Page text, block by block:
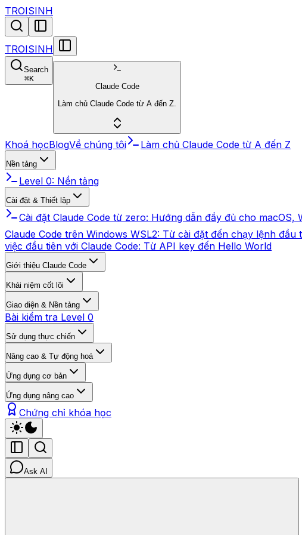
TROISINH
TROISINH
Search
⌘K
Claude Code
Làm chủ Claude Code từ A đến Z.
Khoá họcBlogVề chúng tôi Làm chủ Claude Code từ A đến Z
Nền tảng
Level 0: Nền tảng
Cài đặt & Thiết lập
Cài đặt Claude Code từ zero: Hướng dẫn đầy đủ cho macOS,
Claude Code trên Windows WSL2: Từ cài đặt đến chạy lệnh đầu
việc đầu tiên với Claude Code: Từ API key đến Hello World
Giới thiệu Claude Code
Khái niệm cốt lõi
Giao diện & Nền tảng
Bài kiểm tra Level 0
Sử dụng thực chiến
Nâng cao & Tự động hoá
Ứng dụng cơ bản
Ứng dụng nâng cao
Chứng chỉ khóa học
Ask AI